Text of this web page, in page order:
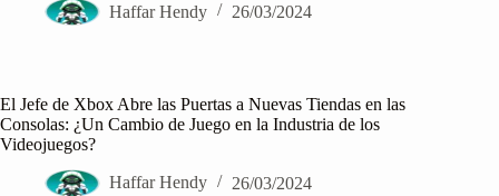
Haffar Hendy 26/03/2024
El Jefe de Xbox Abre las Puertas a Nuevas Tiendas en las
Consolas: ¿Un Cambio de Juego en la Industria de los
Videojuegos?
Haffar Hendy 26/03/2024